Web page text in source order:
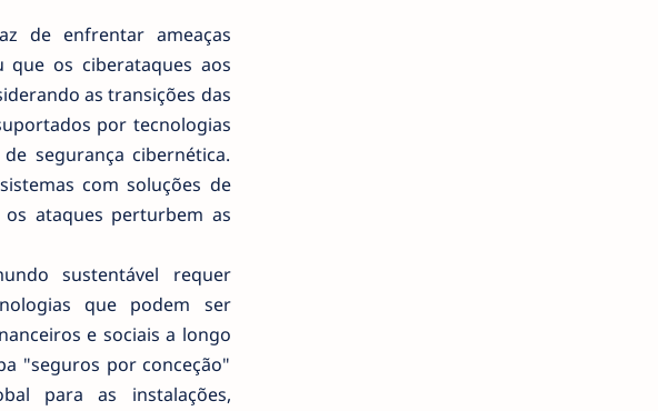
de enfrentar ameaças
que os ciberataques aos
as transições das
por tecnologias
segurança cibernética.
com soluções de
ataques perturbem as
sustentável requer
que podem ser
e sociais a longo
"seguros por conceção"
para as instalações,